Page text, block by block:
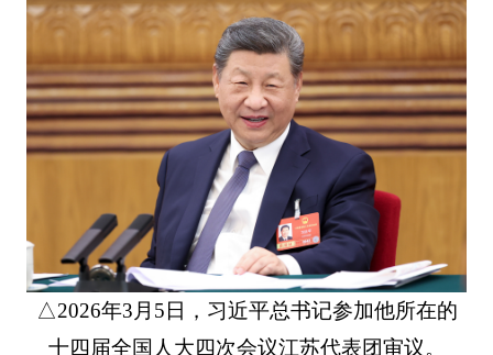
△2026年3月5日，习近平总书记参加他所在的
十四届全国人大四次会议江苏代表团审议。